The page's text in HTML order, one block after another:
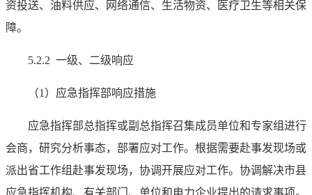
资投送、油料供应、网络通信、生活物资、医疗卫生等相关保
障。
5.2.2 一级、二级响应
（1）应急指挥部响应措施
应急指挥部总指挥或副总指挥召集成员单位和专家组进行
会商，研究分析事态，部署应对工作。根据需要赴事发现场或
派出省工作组赴事发现场，协调开展应对工作。协调解决市县
应急指挥机构、有关部门、单位和电力企业提出的请求事项。